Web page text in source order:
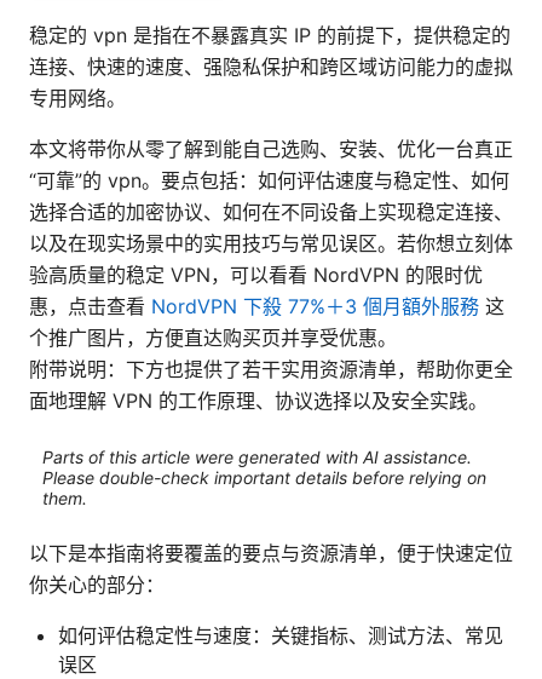
稳定的 vpn 是指在不暴露真实 IP 的前提下，提供稳定的
连接、快速的速度、强隐私保护和跨区域访问能力的虚拟
专用网络。
本文将带你从零了解到能自己选购、安装、优化一台真正
“可靠”的 vpn。要点包括：如何评估速度与稳定性、如何
选择合适的加密协议、如何在不同设备上实现稳定连接、
以及在现实场景中的实用技巧与常见误区。若你想立刻体
验高质量的稳定 VPN，可以看看 NordVPN 的限时优
惠，点击查看 NordVPN 下殺 77%＋3 個月額外服務 这
个推广图片，方便直达购买页并享受优惠。
附带说明：下方也提供了若干实用资源清单，帮助你更全
面地理解 VPN 的工作原理、协议选择以及安全实践。
Parts of this article were generated with AI assistance.
Please double-check important details before relying on
them.
以下是本指南将要覆盖的要点与资源清单，便于快速定位
你关心的部分：
如何评估稳定性与速度：关键指标、测试方法、常见
误区